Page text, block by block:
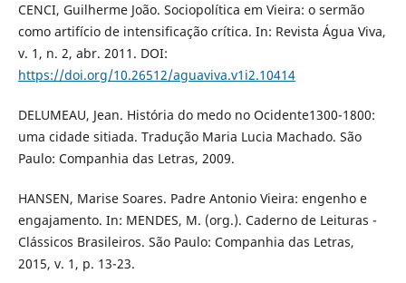
CENCI, Guilherme João. Sociopolítica em Vieira: o sermão
como artifício de intensificação crítica. In: Revista Água Viva,
v. 1, n. 2, abr. 2011. DOI:
https://doi.org/10.26512/aguaviva.v1i2.10414
DELUMEAU, Jean. História do medo no Ocidente1300-1800:
uma cidade sitiada. Tradução Maria Lucia Machado. São
Paulo: Companhia das Letras, 2009.
HANSEN, Marise Soares. Padre Antonio Vieira: engenho e
engajamento. In: MENDES, M. (org.). Caderno de Leituras -
Clássicos Brasileiros. São Paulo: Companhia das Letras,
2015, v. 1, p. 13-23.